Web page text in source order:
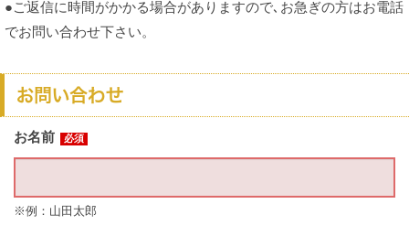
●ご返信に時間がかかる場合がありますので､お急ぎの方はお電話
でお問い合わせ下さい。
お問い合わせ
お名前 必須
※例：山田太郎